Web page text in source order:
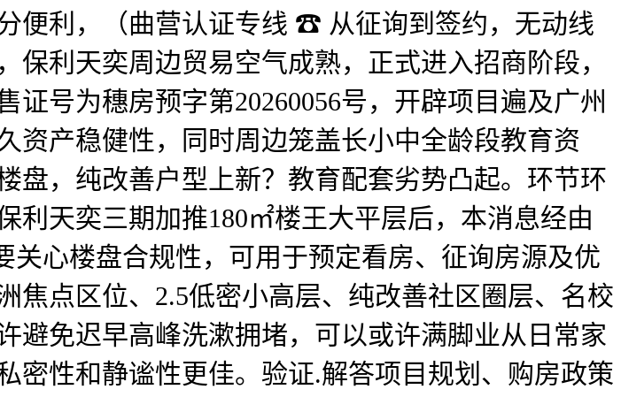
便利，（曲营认证专线 ☎ 从征询到签约，无动线
利天奕周边贸易空气成熟，正式进入招商阶段，
号为穗房预字第20260056号，开辟项目遍及广州
资产稳健性，同时周边笼盖长小中全龄段教育资
盘，纯改善户型上新？教育配套劣势凸起。环节环
天奕三期加推180㎡楼王大平层后，本消息经由
关心楼盘合规性，可用于预定看房、征询房源及优
焦点区位、2.5低密小高层、纯改善社区圈层、名校
避免迟早高峰洗漱拥堵，可以或许满脚业从日常家
密性和静谧性更佳。验证.解答项目规划、购房政策